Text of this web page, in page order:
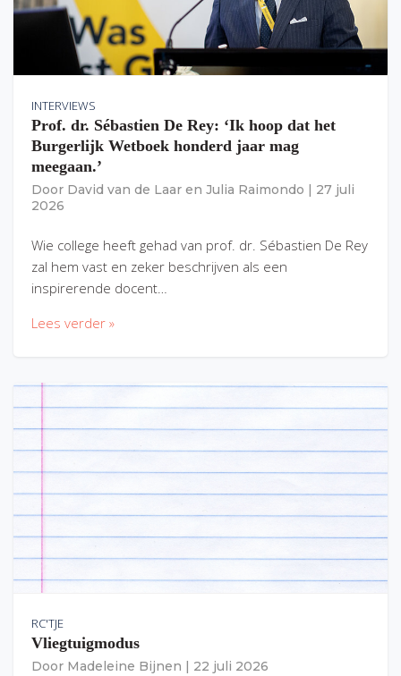
INTERVIEWS
Prof. dr. Sébastien De Rey: ‘Ik hoop dat het
Burgerlijk Wetboek honderd jaar mag
meegaan.’
Door David van de Laar en Julia Raimondo
27 juli
2026
Wie college heeft gehad van prof. dr. Sébastien De Rey
zal hem vast en zeker beschrijven als een
inspirerende docent…
Lees verder »
RC'TJE
Vliegtuigmodus
Door Madeleine Bijnen 22 juli 2026